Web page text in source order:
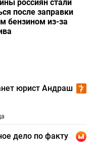
россиян стали
после заправки
бензином из-за